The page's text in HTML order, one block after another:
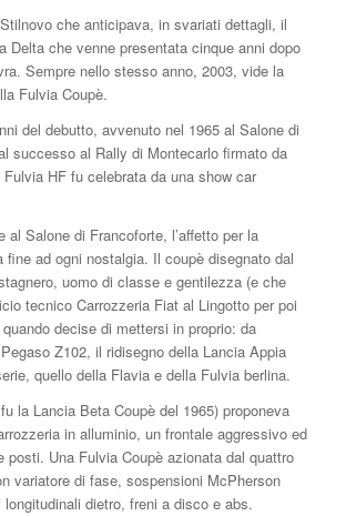
che anticipava, in svariati dettagli, il
Delta che venne presentata cinque anni dopo
Sempre nello stesso anno, 2003, vide la
Fulvia Coupè.
del debutto, avvenuto nel 1965 al Salone di
successo al Rally di Montecarlo firmato da
HF fu celebrata da una show car
al Salone di Francoforte, l’affetto per la
fine ad ogni nostalgia. Il coupè disegnato dal
uomo di classe e gentilezza (e che
tecnico Carrozzeria Fiat al Lingotto per poi
decise di mettersi in proprio: da
Z102, il ridisegno della Lancia Appia
quello della Flavia e della Fulvia berlina.
la Lancia Beta Coupè del 1965) proponeva
in alluminio, un frontale aggressivo ed
posti. Una Fulvia Coupè azionata dal quattro
variatore di fase, sospensioni McPherson
dietro, freni a disco e abs.